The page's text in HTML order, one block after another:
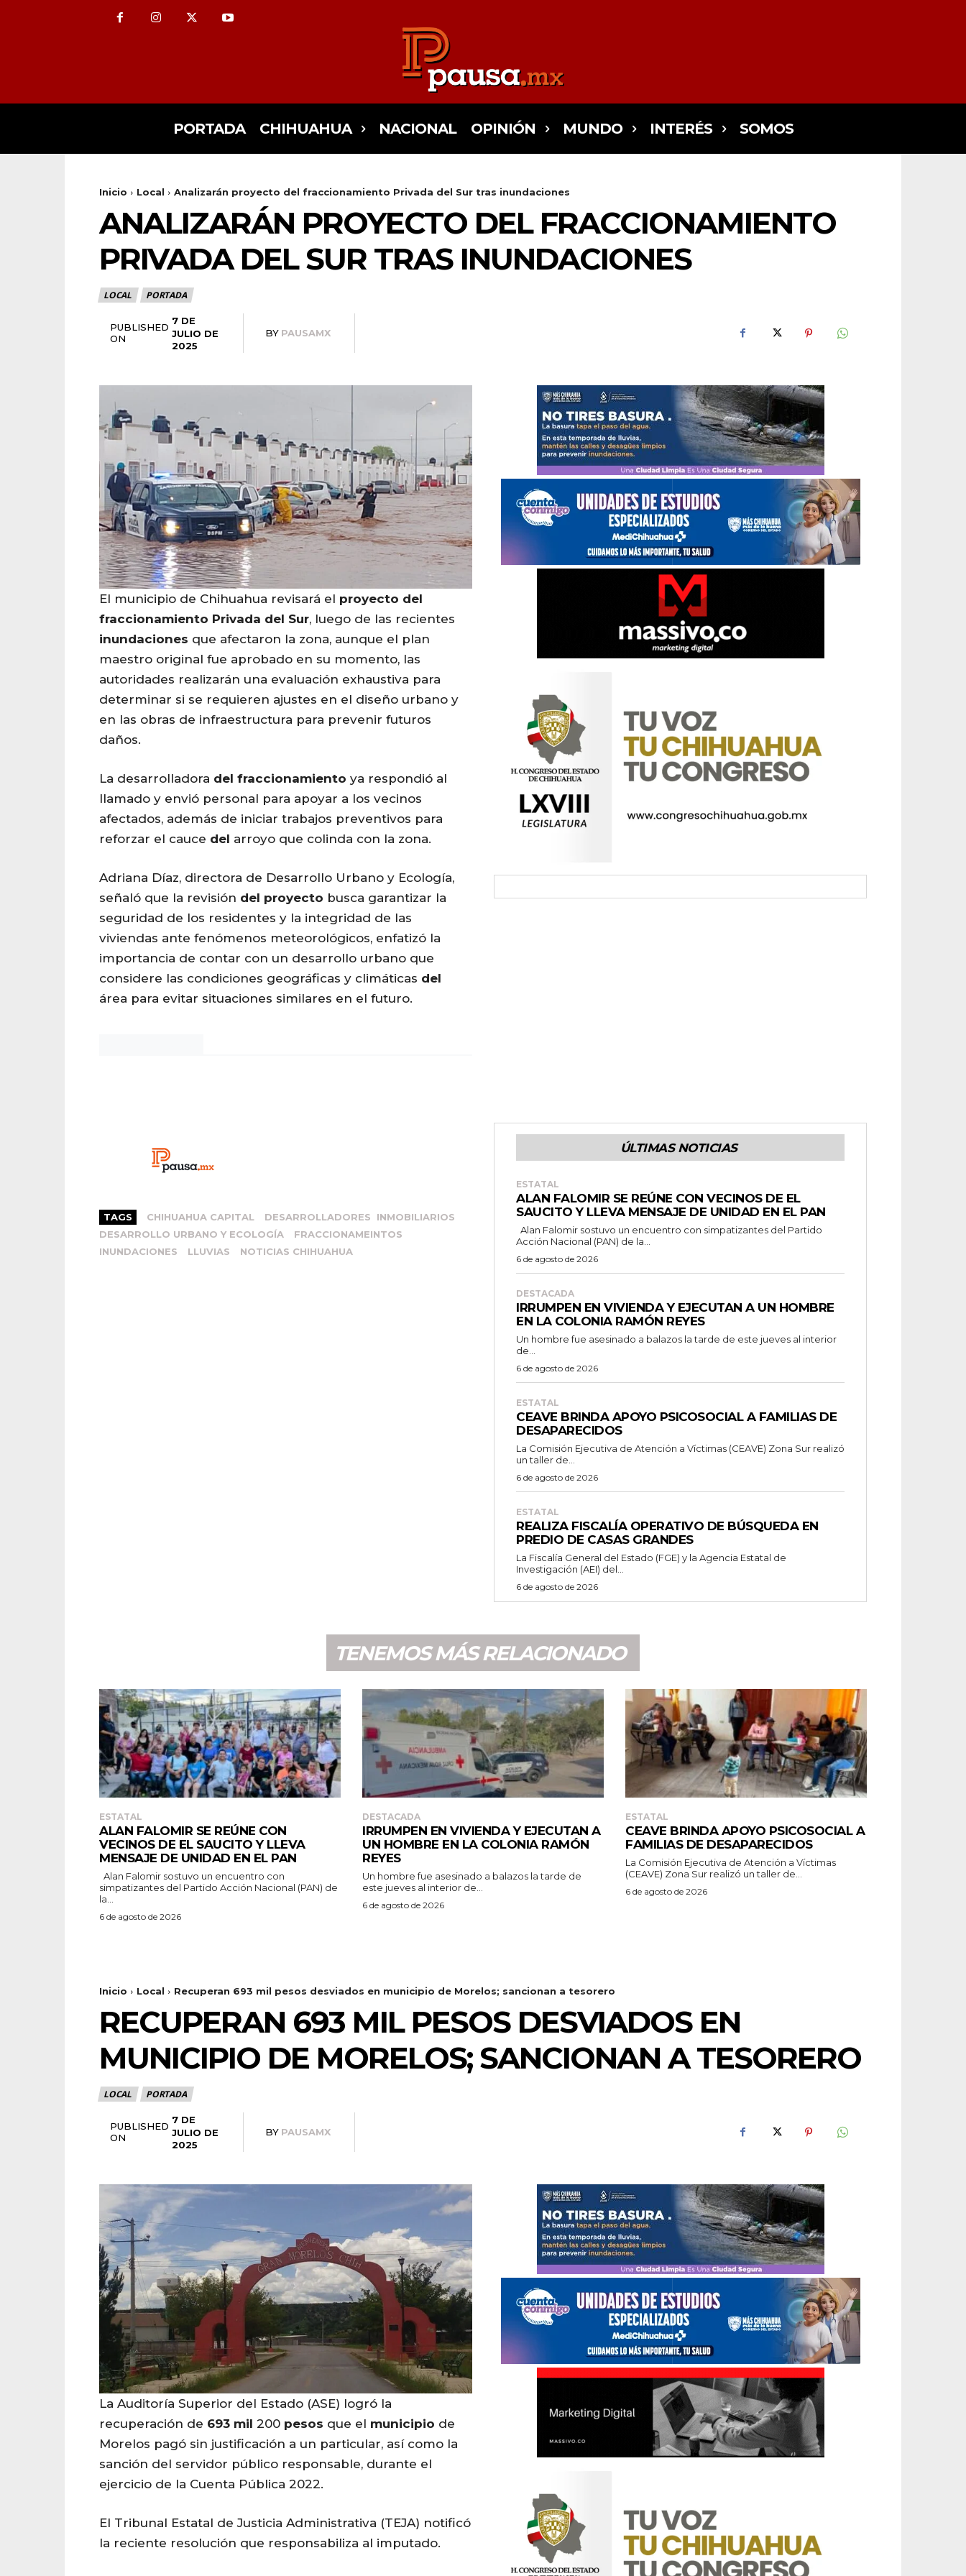
PORTADA CHIHUAHUA NACIONAL OPINIÓN MUNDO INTERÉS SOMOS
Inicio Local Analizarán proyecto del fraccionamiento Privada del Sur tras inundaciones
ANALIZARÁN PROYECTO DEL FRACCIONAMIENTO
PRIVADA DEL SUR TRAS INUNDACIONES
LOCAL PORTADA
PUBLISHED
ON
7 DE
JULIO DE
2025
BY PAUSAMX
El municipio de Chihuahua revisará el proyecto del
fraccionamiento Privada del Sur, luego de las recientes
inundaciones que afectaron la zona, aunque el plan
maestro original fue aprobado en su momento, las
autoridades realizarán una evaluación exhaustiva para
determinar si se requieren ajustes en el diseño urbano y
en las obras de infraestructura para prevenir futuros
daños.
La desarrolladora del fraccionamiento ya respondió al
llamado y envió personal para apoyar a los vecinos
afectados, además de iniciar trabajos preventivos para
reforzar el cauce del arroyo que colinda con la zona.
Adriana Díaz, directora de Desarrollo Urbano y Ecología,
señaló que la revisión del proyecto busca garantizar la
seguridad de los residentes y la integridad de las
viviendas ante fenómenos meteorológicos, enfatizó la
importancia de contar con un desarrollo urbano que
considere las condiciones geográficas y climáticas del
área para evitar situaciones similares en el futuro.
TAGS CHIHUAHUA CAPITAL
DESARROLLADORES INMOBILIARIOS
DESARROLLO URBANO Y ECOLOGÍA
FRACCIONAMEINTOS
INUNDACIONES
LLUVIAS NOTICIAS CHIHUAHUA
ÚLTIMAS NOTICIAS
ESTATAL
ALAN FALOMIR SE REÚNE CON VECINOS DE EL
SAUCITO Y LLEVA MENSAJE DE UNIDAD EN EL PAN
Acción Nacional (PAN) de la...
6 de agosto de 2026
DESTACADA
IRRUMPEN EN VIVIENDA Y EJECUTAN A UN HOMBRE
EN LA COLONIA RAMÓN REYES
Un hombre fue asesinado a balazos la tarde de este jueves al interior
de...
6 de agosto de 2026
ESTATAL
CEAVE BRINDA APOYO PSICOSOCIAL A FAMILIAS DE
DESAPARECIDOS
La Comisión Ejecutiva de Atención a Víctimas (CEAVE) Zona Sur realizó
un taller de...
6 de agosto de 2026
ESTATAL
REALIZA FISCALÍA OPERATIVO DE BÚSQUEDA EN
PREDIO DE CASAS GRANDES
La Fiscalía General del Estado (FGE) y la Agencia Estatal de
Investigación (AEI) del...
6 de agosto de 2026
TENEMOS MÁS RELACIONADO
ESTATAL
ALAN FALOMIR SE REÚNE CON
VECINOS DE EL SAUCITO Y LLEVA
MENSAJE DE UNIDAD EN EL PAN
simpatizantes del Partido Acción Nacional (PAN) de
la...
6 de agosto de 2026
DESTACADA
IRRUMPEN EN VIVIENDA Y EJECUTAN A
UN HOMBRE EN LA COLONIA RAMÓN
REYES
Un hombre fue asesinado a balazos la tarde de
este jueves al interior de...
6 de agosto de 2026
ESTATAL
CEAVE BRINDA APOYO PSICOSOCIAL A
FAMILIAS DE DESAPARECIDOS
La Comisión Ejecutiva de Atención a Víctimas
(CEAVE) Zona Sur realizó un taller de...
6 de agosto de 2026